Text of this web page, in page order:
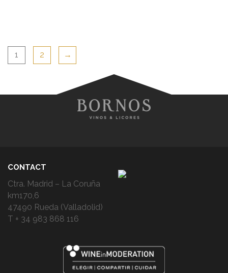
1 2 →
CONTACT
Ctra. Madrid – La Coruña
km170,6
47490 Rueda (Valladolid)
T + 34 983 868 116